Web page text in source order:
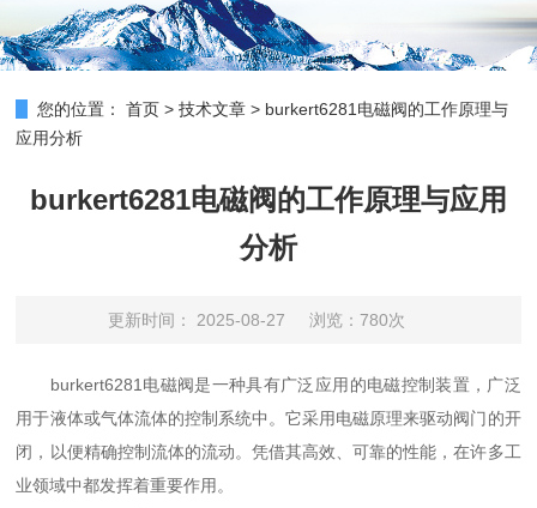
您的位置： 首页 >技术文章 > burkert6281电磁阀的工作原理与
应用分析
burkert6281电磁阀的工作原理与应用
分析
更新时间： 2025-08-27 浏览：780次
burkert6281电磁阀是一种具有广泛应用的电磁控制装置，广泛
用于液体或气体流体的控制系统中。它采用电磁原理来驱动阀门的开
闭，以便精确控制流体的流动。凭借其高效、可靠的性能，在许多工
业领域中都发挥着重要作用。